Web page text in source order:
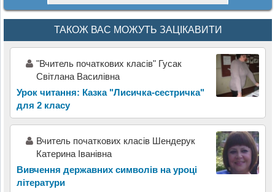
ТАКОЖ ВАС МОЖУТЬ ЗАЦІКАВИТИ
"Вчитель початкових класів" Гусак
Світлана Василівна
Урок читання: Казка "Лисичка-сестричка"
для 2 класу
Вчитель початкових класів Шендерук
Катерина Іванівна
Вивчення державних символів на уроці
літератури